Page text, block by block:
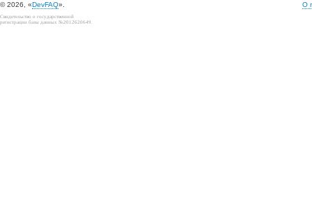
© 2026, «DevFAQ». О
Свидетельство о государственной
регистрации базы данных №2012620649.